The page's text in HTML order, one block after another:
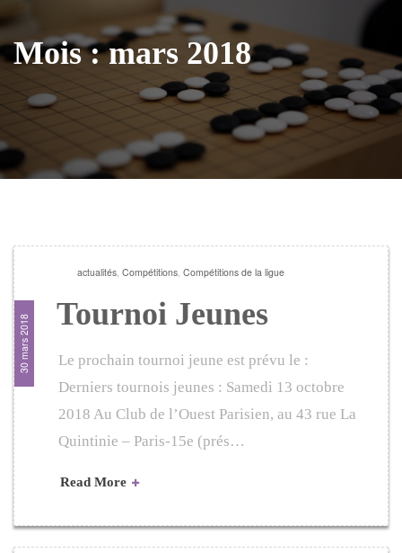
Mois :mars 2018
30 mars 2018
actualités, Compétitions, Compétitions de la ligue
Tournoi Jeunes
Le prochain tournoi jeune est prévu le :
Derniers tournois jeunes : Samedi 13 octobre
2018 Au Club de l’Ouest Parisien, au 43 rue La
Quintinie – Paris-15e (prés…
Read More